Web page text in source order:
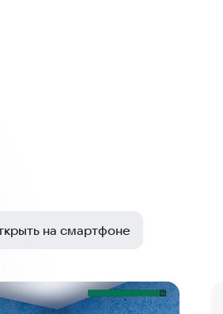
на смартфоне